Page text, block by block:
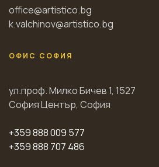
office@artistico.bg
k.valchinov@artistico.bg
ОФИС СОФИЯ
ул.проф. Милко Бичев 1, 1527
София Център, София
+359 888 009 577
+359 888 707 486